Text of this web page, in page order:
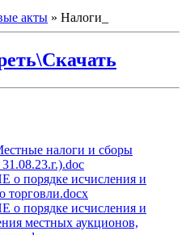
акты » Налоги_
налоги и сборы
порядке исчисления и
торговли.docx
порядке исчисления и
местных аукционов,